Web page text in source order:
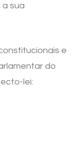
sua
e
do
lei: